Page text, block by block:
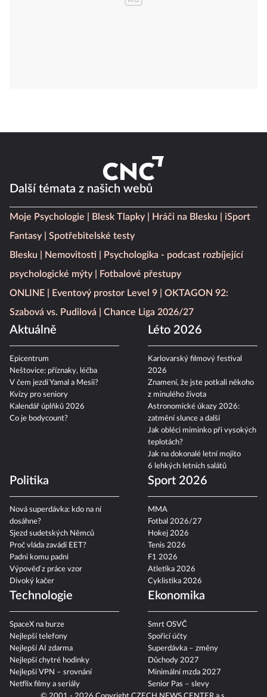
Další témata z našich webů
Moje Psychologie Blesk Tlapky Hráči na Blesku
iSport
Fantasy
Spotřebitelské testy
Blesku
Nemovitosti
Psychologika - podcast rozbíjející
psychologické mýty
Fotbalové přestupy
ONLINE
Eventový prostor Level 9
OKTAGON 92:
Szabová vs. Pudilová
Chance Liga 2026/27
Aktuálně
Epicentrum
Neštovice: příznaky, léčba
V čem jezdí Yamal a Mesii?
Kvízy pro seniory
Kalendář úplňků 2026
Co je bodycount?
Léto 2026
Karlovarský filmový festival
2026
Znamení, že jste potkali někoho
z minulého života
Astronomické úkazy 2026:
zatmění slunce a další
Jak obléci miminko při vysokých
teplotách?
Jak na dokonalé letní mojito
6 lehkých letních salátů
Politika
Nová superdávka: kdo na ní
dosáhne?
Sjezd sudetských Němců
Proč vláda zavádí EET?
Padni komu padni
Výpověď z práce vzor
Divoký kačer
Sport 2026
MMA
Fotbal 2026/27
Hokej 2026
Tenis 2026
F1 2026
Atletika 2026
Cyklistika 2026
Technologie
SpaceX na burze
Nejlepší telefony
Nejlepší AI zdarma
Nejlepší chytré hodinky
Nejlepší VPN – srovnání
Netflix filmy a seriály
Ekonomika
Smrt OSVČ
Spořicí účty
Superdávka – změny
Důchody 2027
Minimální mzda 2027
Senior Pas – slevy